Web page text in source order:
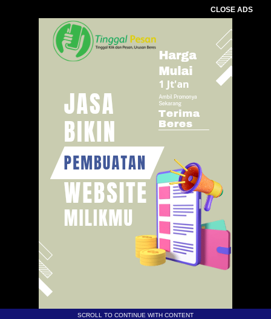
CLOSE ADS
SCROLL TO CONTINUE WITH CONTENT